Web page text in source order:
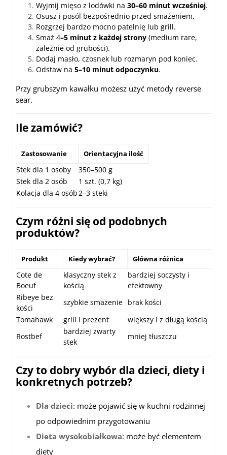
Wyjmij mięso z lodówki na 30–60 minut wcześniej.
Osusz i posól bezpośrednio przed smażeniem.
Rozgrzej bardzo mocno patelnię lub grill.
Smaż 4–5 minut z każdej strony (medium rare,
zależnie od grubości).
Dodaj masło, czosnek lub rozmaryn pod koniec.
Odstaw na 5–10 minut odpoczynku.
Przy grubszym kawałku możesz użyć metody reverse
sear.
Ile zamówić?
Zastosowanie Orientacyjna ilość
Stek dla 1 osoby
350–500 g
Stek dla 2 osób
1 szt. (0,7 kg)
Kolacja dla 4 osób2–3 steki
Czym różni się od podobnych
produktów?
Produkt Kiedy wybrać? Główna różnica
Cote de
Boeuf
klasyczny stek z
kością
bardziej soczysty i
efektowny
Ribeye bez
kości
szybkie smażenie brak kości
Tomahawk
grill i prezent
większy i z długą kością
Rostbef
bardziej zwarty
stek
mniej tłuszczu
Czy to dobry wybór dla dzieci, diety i
konkretnych potrzeb?
Dla dzieci: może pojawić się w kuchni rodzinnej
po odpowiednim przygotowaniu
Dieta wysokobiałkowa: może być elementem
diety